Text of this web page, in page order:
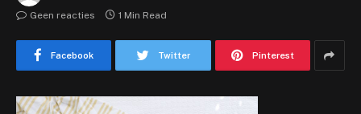
Geen reacties
1 Min Read
Facebook Twitter Pinterest